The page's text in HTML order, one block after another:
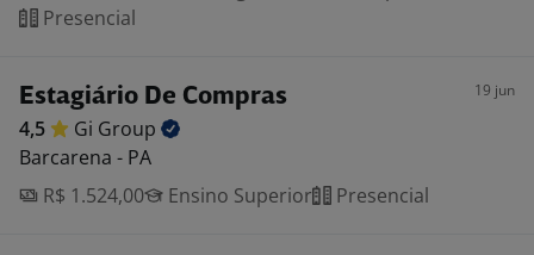
Presencial
Estagiário De Compras 19 jun
4,5 Gi Group
Barcarena - PA
R$ 1.524,00
Ensino Superior Presencial